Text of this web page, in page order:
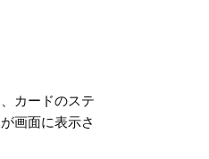
カードのステ
画面に表示さ